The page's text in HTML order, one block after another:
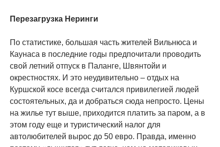
Перезагрузка Неринги
По статистике, большая часть жителей Вильнюса и
Каунаса в последние годы предпочитали проводить
свой летний отпуск в Паланге, Швянтойи и
окрестностях. И это неудивительно – отдых на
Куршской косе всегда считался привилегией людей
состоятельных, да и добраться сюда непросто. Цены
на жилье тут выше, приходится платить за паром, а в
этом году еще и туристический налог для
автолюбителей вырос до 50 евро. Правда, именно